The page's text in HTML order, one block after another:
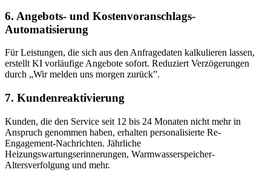
6. Angebots- und Kostenvoranschlags-
Automatisierung
Für Leistungen, die sich aus den Anfragedaten kalkulieren lassen,
erstellt KI vorläufige Angebote sofort. Reduziert Verzögerungen
durch „Wir melden uns morgen zurück”.
7. Kundenreaktivierung
Kunden, die den Service seit 12 bis 24 Monaten nicht mehr in
Anspruch genommen haben, erhalten personalisierte Re-
Engagement-Nachrichten. Jährliche
Heizungswartungserinnerungen, Warmwasserspeicher-
Altersverfolgung und mehr.